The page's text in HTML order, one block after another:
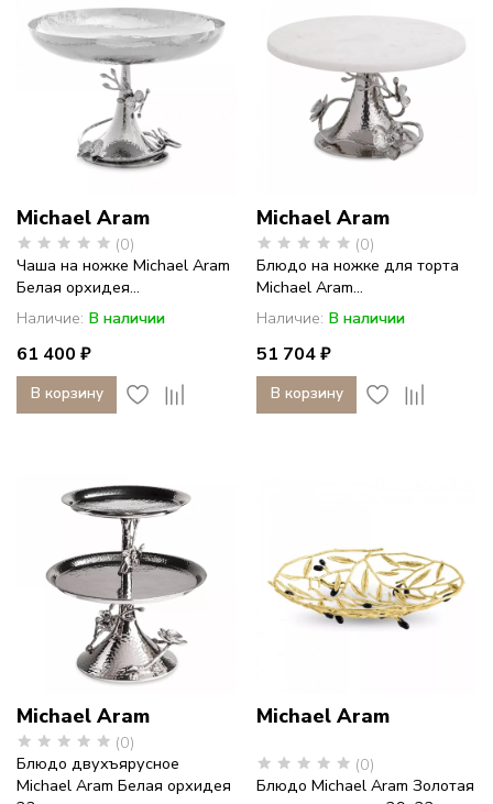
Michael Aram
(0)
Чаша на ножке Michael Aram
Белая орхидея...
Наличие: В наличии
61 400 ₽
В корзину
Michael Aram
(0)
Блюдо на ножке для торта
Michael Aram...
Наличие: В наличии
51 704 ₽
В корзину
Michael Aram
(0)
Блюдо двухъярусное
Michael Aram Белая орхидея
Michael Aram
(0)
Блюдо Michael Aram Золотая